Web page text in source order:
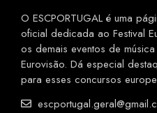
O ESCPORTUGAL é uma
oficial dedicada ao Festival
os demais eventos de
Eurovisão. Dá especial
para esses concursos